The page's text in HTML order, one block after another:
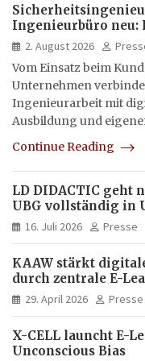
Ingenieurbüro neu:
hybrid und
2. August 2026
Vom Einsatz beim
Unternehmen
Ingenieurarbeit mit
Ausbildung und
Continue Reading
LD DIDACTIC geht
UBG vollständig in
16. Juli 2026 Presse
KAAW stärkt
durch zentrale E-
29. April 2026 Presse
X-CELL launcht E-
Unconscious Bias